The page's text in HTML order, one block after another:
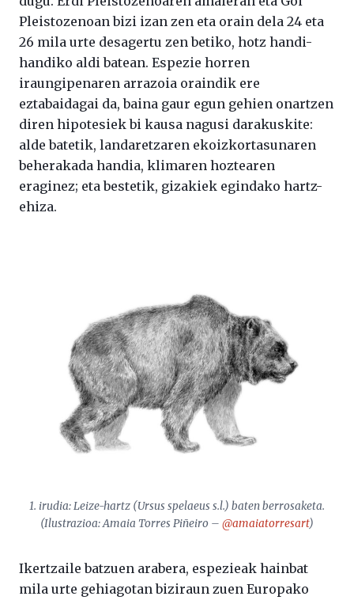
Pleistozenoan bizi izan zen eta orain dela 24 eta
26 mila urte desagertu zen betiko, hotz handi-
handiko aldi batean. Espezie horren
iraungipenaren arrazoia oraindik ere
eztabaidagai da, baina gaur egun gehien onartzen
diren hipotesiek bi kausa nagusi darakuskite:
alde batetik, landaretzaren ekoizkortasunaren
beherakada handia, klimaren hoztearen
eraginez; eta bestetik, gizakiek egindako hartz-
ehiza.
1. irudia: Leize-hartz (Ursus spelaeus s.l.) baten berrosaketa.
(Ilustrazioa: Amaia Torres Piñeiro – @amaiatorresart)
Ikertzaile batzuen arabera, espezieak hainbat
mila urte gehiagotan biziraun zuen Europako